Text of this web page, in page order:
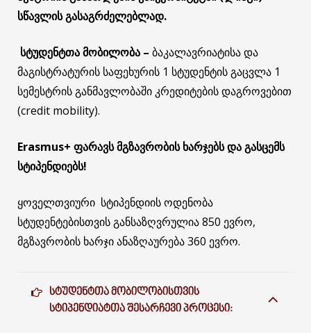
სწავლის გასაგრძელებლად.
სტუდენტთამობილობა – ბაკალავრიატისა და
მაგისტრატურის საფეხურის 1 სტუდენტის გაცვლა 1
სემესტრის განმავლობაში კრედიტების დაგროვებით
(credit mobility).
Erasmus+ ფარავსმგზავრობის ხარჯებსდაგასცემს
სტიპენდიებს!
ყოველთვიური სტიპენდიის ოდენობა
სტუდენტებისთვის განსაზღვრულია 850 ევრო,
მგზავრობის ხარჯი ანაზღაურება 360 ევრო.
ᲡᲢᲣᲓᲔᲜᲢᲗᲐ ᲛᲝᲑᲘᲚᲝᲑᲘᲡᲗᲕᲘᲡ
ᲡᲢᲘᲞᲔᲜᲓᲘᲐᲢᲗᲐ ᲨᲔᲡᲐᲠᲩᲔᲕᲘ ᲞᲠᲝᲪᲔᲡᲘ: